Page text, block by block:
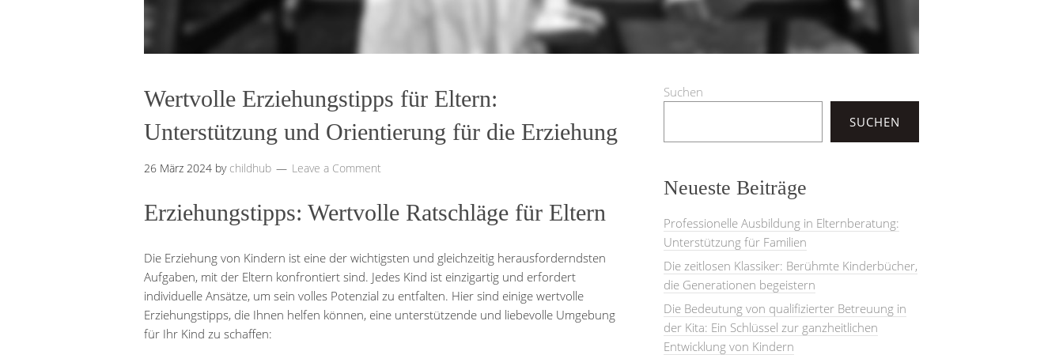
Wertvolle Erziehungstipps für Eltern:
Unterstützung und Orientierung für die Erziehung
26 März 2024 by childhub Leave a Comment
Erziehungstipps: Wertvolle Ratschläge für Eltern
Die Erziehung von Kindern ist eine der wichtigsten und gleichzeitig herausforderndsten
Aufgaben, mit der Eltern konfrontiert sind. Jedes Kind ist einzigartig und erfordert
individuelle Ansätze, um sein volles Potenzial zu entfalten. Hier sind einige wertvolle
Erziehungstipps, die Ihnen helfen können, eine unterstützende und liebevolle Umgebung
für Ihr Kind zu schaffen:
Suchen
SUCHEN
Neueste Beiträge
Professionelle Ausbildung in Elternberatung:
Unterstützung für Familien
Die zeitlosen Klassiker: Berühmte Kinderbücher,
die Generationen begeistern
Die Bedeutung von qualifizierter Betreuung in
der Kita: Ein Schlüssel zur ganzheitlichen
Entwicklung von Kindern